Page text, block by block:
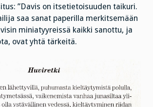
”Davis on itsetietoisuuden taikuri.
saa sanat paperilla merkitsemään
miniatyyreissä kaikki sanottu, ja
ovat yhtä tärkeitä.